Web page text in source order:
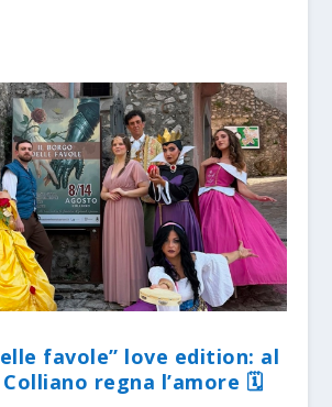
favole” love edition: al
regna l’amore 🗓